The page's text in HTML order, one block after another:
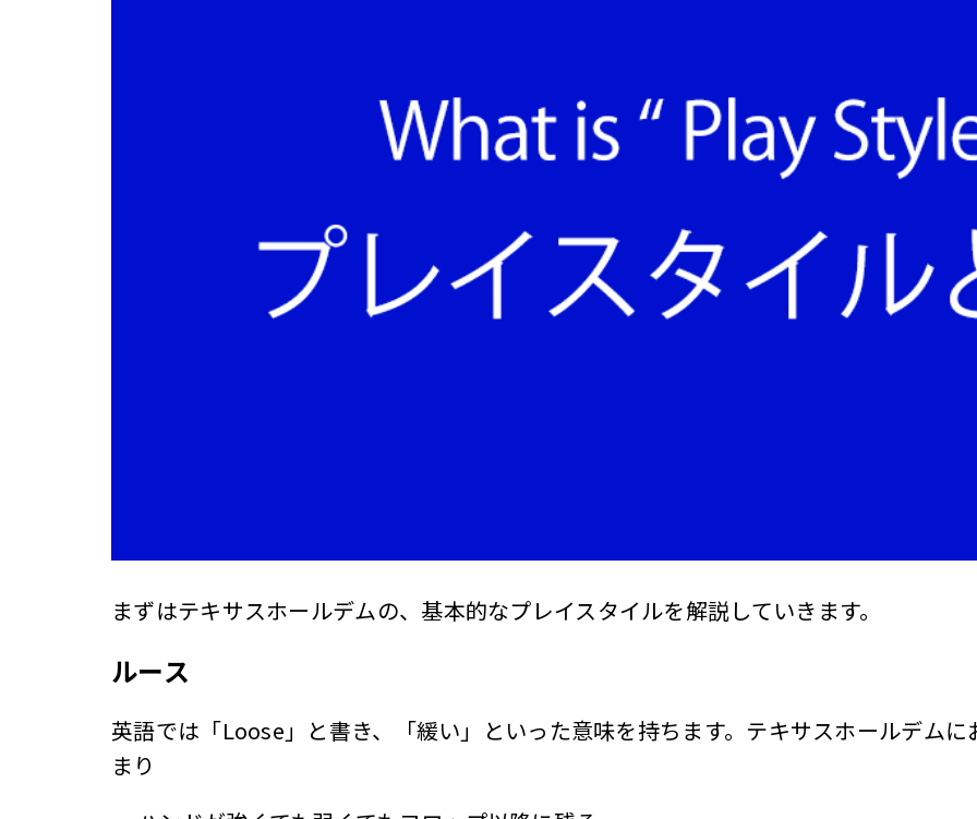
まずはテキサスホールデムの、基本的なプレイスタイルを解説していきます。
ルース
英語では「Loose」と書き、「緩い」といった意味を持ちます。テキサスホールデム
まり